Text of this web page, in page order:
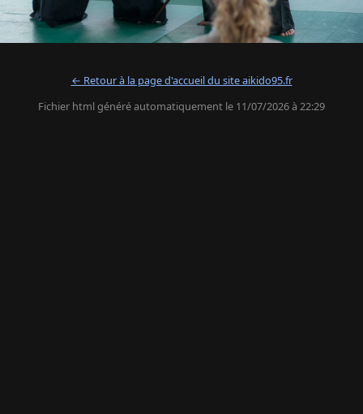
← Retour à la page d'accueil du site aikido95.fr
Fichier html généré automatiquement le 11/07/2026 à 22:29